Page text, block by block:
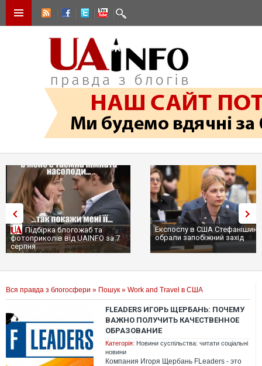
Підбірка блогожаб та
фотоприколів від UAINFO за 7
серпня
Експослу в США
обрали запобіжний захід
Вся правда з блогосфери » Пошук » Work and Travel в США
FLEADERS ИГОРЬ ЩЕРБАНЬ: ПОЧЕМУ
ВАЖНО ПОЛУЧИТЬ КАЧЕСТВЕННОЕ
ОБРАЗОВАНИЕ
Категорія: Новини суспільства: читати соціальні
новини
Компания Игоря Щербань FLeaders - это